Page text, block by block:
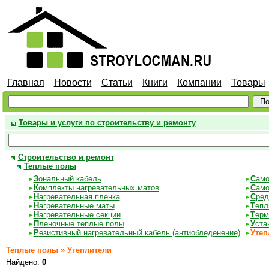
Главная Новости Статьи Книги Компании Товары
Товары и услуги по строительству и ремонту
Строительство и ремонт
Теплые полы
Зональный кабель
Комплекты нагревательных матов
Нагревательная пленка
Нагревательные маты
Нагревательные секции
Пленочные теплые полы
Резистивный нагревательный кабель (антиобледенение)
С
С
С
Т
Т
У
Теплые полы » Утеплители
Найдено: 0